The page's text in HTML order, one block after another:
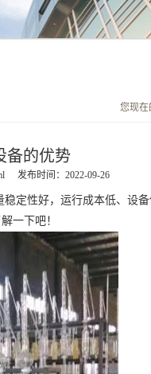
您现在
备的优势
发布时间：2022-09-26
性好，运行成本低、设备
一下吧！